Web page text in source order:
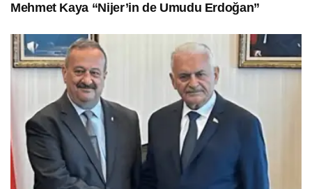
Mehmet Kaya “Nijer’in de Umudu Erdoğan”